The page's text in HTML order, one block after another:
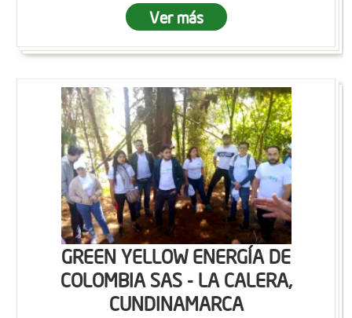
Ver más
GREEN YELLOW ENERGÍA DE
COLOMBIA SAS - LA CALERA,
CUNDINAMARCA